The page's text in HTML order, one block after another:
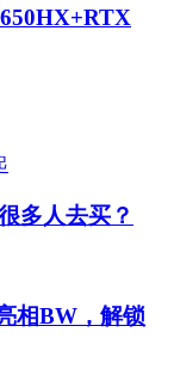
多人去买？
相BW，解锁